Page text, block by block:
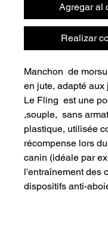
Agregar al
Realizar
Manchon de
en jute, adapté
Le Fling est une
,souple, sans
plastique, utilisée
récompense lors
canin (idéale par
l'entraînement des
dispositifs anti-